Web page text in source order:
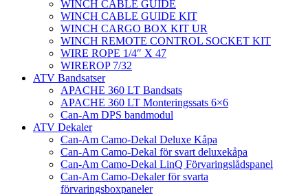
WINCH CABLE GUIDE
WINCH CABLE GUIDE KIT
WINCH CARGO BOX KIT UR
WINCH REMOTE CONTROL SOCKET KIT
WIRE ROPE 1/4″ X 47
WIREROP 7/32
ATV Bandsatser
APACHE 360 LT Bandsats
APACHE 360 LT Monteringssats 6×6
Can-Am DPS bandmodul
ATV Dekaler
Can-Am Camo-Dekal Deluxe Kåpa
Can-Am Camo-Dekal för svart deluxekåpa
Can-Am Camo-Dekal LinQ Förvaringslådspanel
Can-Am Camo-Dekaler för svarta
förvaringsboxpaneler